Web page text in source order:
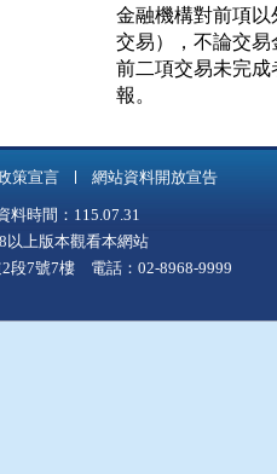
金融機構對前項
交易），不論交
前二項交易未完
報。
策宣言 網站資料開放宣告
料時間：115.07.31
以上版本觀看本網站
段7號7樓 電話：02-8968-9999